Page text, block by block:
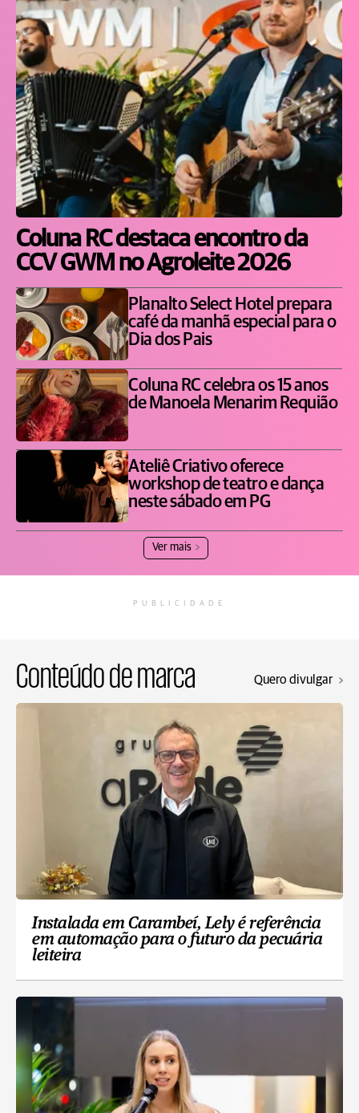
Coluna RC destaca encontro da
CCV GWM no Agroleite 2026
Planalto Select Hotel prepara
café da manhã especial para o
Dia dos Pais
Coluna RC celebra os 15 anos
de Manoela Menarim Requião
Ateliê Criativo oferece
workshop de teatro e dança
neste sábado em PG
Ver mais
PUBLICIDADE
Conteúdo de marca Quero divulgar
Instalada em Carambeí, Lely é referência
em automação para o futuro da pecuária
leiteira